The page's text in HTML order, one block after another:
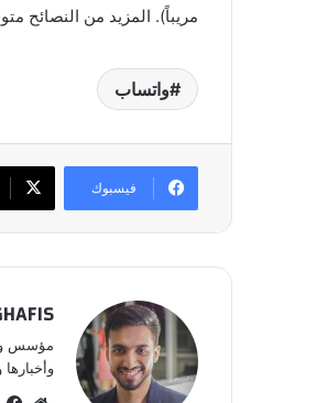
مريباً). المزيد من النصائح
واتساب
فيسبوك
مؤسس